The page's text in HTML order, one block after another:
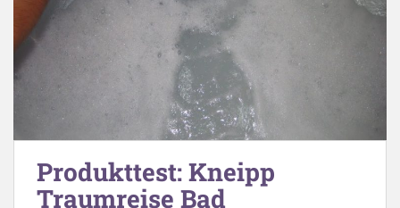
Produkttest: Kneipp
Traumreise Bad